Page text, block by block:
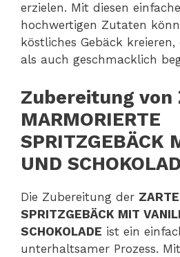
erzielen. Mit diesen
hochwertigen Zutaten
köstliches Gebäck
als auch geschmacklich
Zubereitung von
MARMORIERTE
SPRITZGEBÄCK
UND
Die Zubereitung der
SPRITZGEBÄCK MIT
SCHOKOLADE ist ein
unterhaltsamer Prozess.